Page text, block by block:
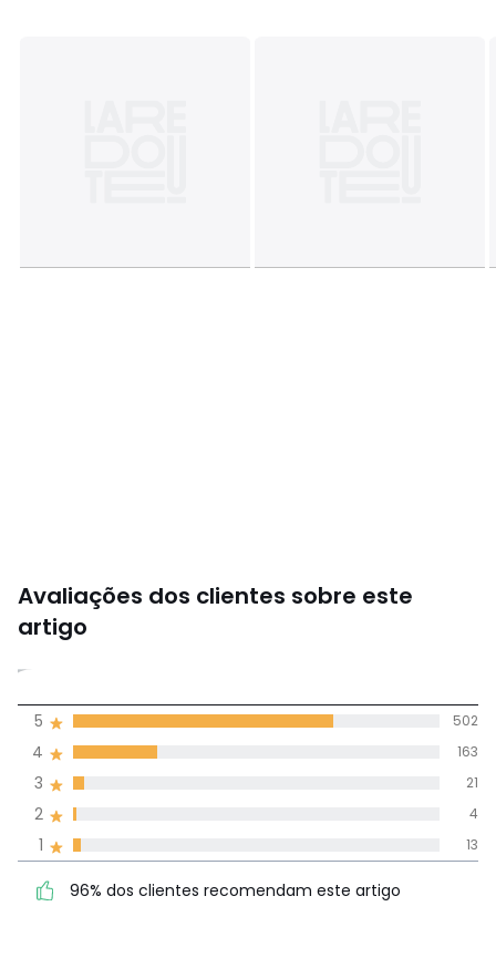
Avaliações dos clientes sobre este
artigo
4,6
(703)
recomendam este artigo
1 13
2 4
3 21
4 163
5 502
96% dos clientes recomendam este artigo